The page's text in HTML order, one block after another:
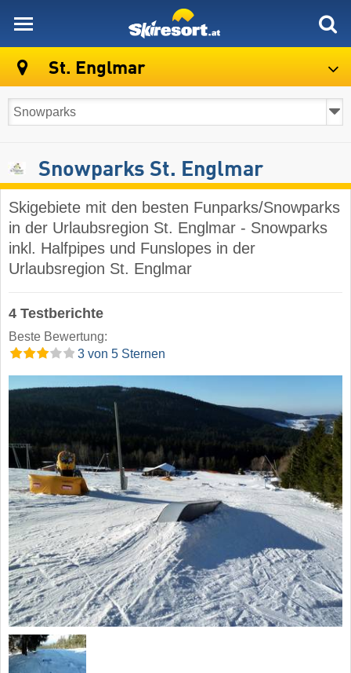
St. Englmar
Snowparks St. Englmar
Skigebiete mit den besten Funparks/Snowparks
in der Urlaubsregion St. Englmar - Snowparks
inkl. Halfpipes und Funslopes in der
Urlaubsregion St. Englmar
4 Testberichte
Beste Bewertung:
3 von 5 Sternen